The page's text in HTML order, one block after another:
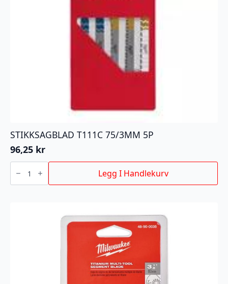
STIKKSAGBLAD T111C 75/3MM 5P
96,25 kr
STIKKSAGBLAD
T111C
75/3MM
5P
Legg I Handlekurv